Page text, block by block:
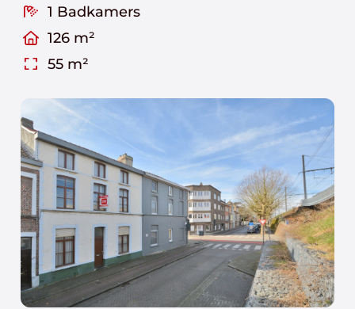
1 Badkamers
126 m²
55 m²